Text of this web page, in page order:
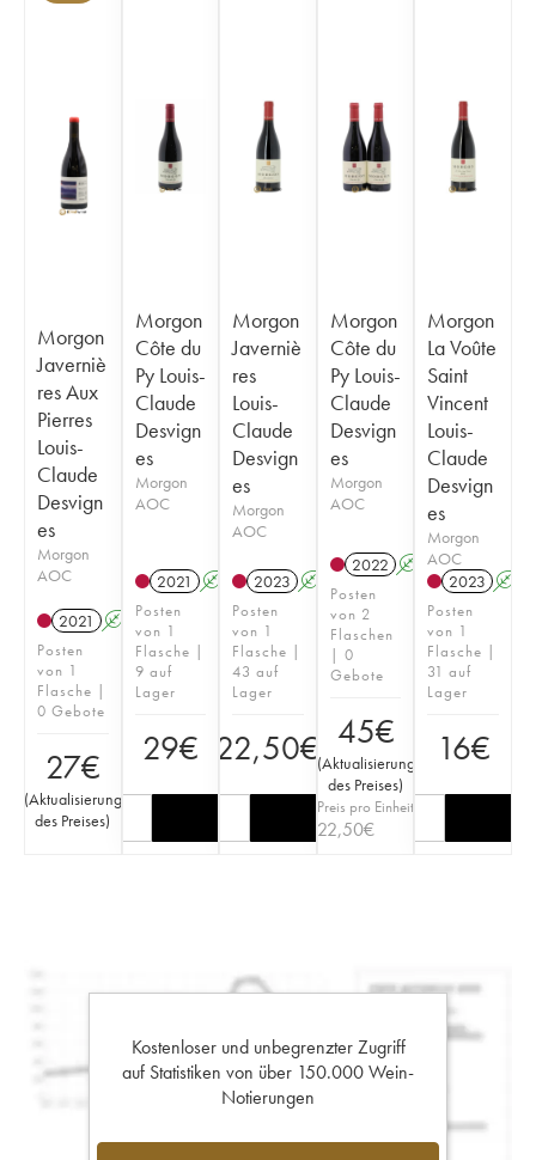
Morgon
Javerniè
res Aux
Pierres
Louis-
Claude
Desvign
es
Morgon
AOC
2021 A
Posten
von 1
Flasche |
0 Gebote
27€
(Aktualisierung
des Preises)
Morgon
Côte du
Py Louis-
Claude
Desvign
es
Morgon
AOC
2021 A
Posten
von 1
Flasche |
9 auf
Lager
29€
Morgon
Javerniè
res
Louis-
Claude
Desvign
es
Morgon
AOC
2023 A
Posten
von 1
Flasche |
43 auf
Lager
22,50€
Morgon
Côte du
Py Louis-
Claude
Desvign
es
Morgon
AOC
2022 A
Posten
von 2
Flaschen
| 0
Gebote
45€
(Aktualisierung
des Preises)
Preis pro Einheit
22,50€
Morgon
La Voûte
Saint
Vincent
Louis-
Claude
Desvign
es
Morgon
AOC
2023 A
Posten
von 1
Flasche |
31 auf
Lager
16€
Kostenloser und unbegrenzter Zugriff
auf Statistiken von über 150.000 Wein-
Notierungen